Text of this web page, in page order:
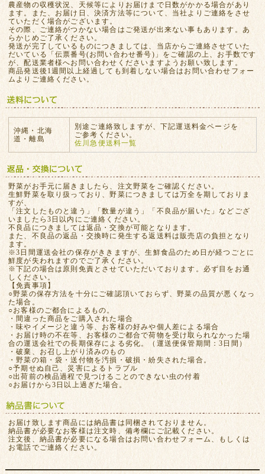
農産物の収穫状況、天候等によりお届けまで日数がかかる場合があり
ます。また、お届け日、決済方法等について、当社よりご連絡をさせ
ていただく場合がございます。
その際、ご連絡がつかない場合はご発送が出来ない事もあります。あ
らかじめご了承ください。
発送が完了しているものにつきましては、当店からご連絡させていた
だいている「伝票番号(お問い合わせ番号)」をご確認の上、お手数です
が、配送業者様へお問い合わせくださいますようお願い致します。
商品発送後1週間以上経過しても到着しない場合はお問い合わせフォー
ムよりご連絡ください。
沖縄・北海
道・離島
別途ご連絡致しますが、下記運送料金ページを
ご参考ください。
佐川急便送料一覧
野菜がお手元に届きましたら、注文野菜をご確認ください。
生鮮野菜を取り扱っており、野菜につきましては万全を期しておりま
すが、
「注文したものと違う」「数量が違う」「不良品が届いた」などござ
いましたら3日以内にご連絡ください。
不良品につきましては返品・交換が可能となります。
また、不良品の返品・交換時に発生する返送料は販売店の負担となり
ます。
※3日間運送会社の保存がききますが、生鮮食品のため日が経つごとに
鮮度が失われますのでご了承ください。
※下記の場合は原則免責とさせていただいております。必ず目をお通
しください。
【免責事項】
○野菜の保存方法を十分にご確認頂いておらず、野菜の品質が悪くなっ
た場合。
○お客様のご都合によるもの。
・間違った商品をご購入された場合
・味やイメージと違う等、お客様の好みや個人差による場合
・お届け時の不在等、お客様のご都合で荷物を受け取られなかった場
合の運送会社での長期保存による劣化。（運送便保管期間：3日間）
・破棄、お召し上がり済みのもの
・野菜の箱・袋・送付物を汚損・破損・紛失された場合。
○予期せぬ自己、災害によるトラブル
○出荷前の検品過程で見つけることのできない虫の付着
○お届けから3日以上過ぎた場合。
お届け致します商品には納品書は同梱されておりません。
納品書が必要なお客様は注文時、備考欄にご記載ください。
注文後、納品書が必要になる場合はお問い合わせフォーム、もしくは
お電話でご連絡ください。